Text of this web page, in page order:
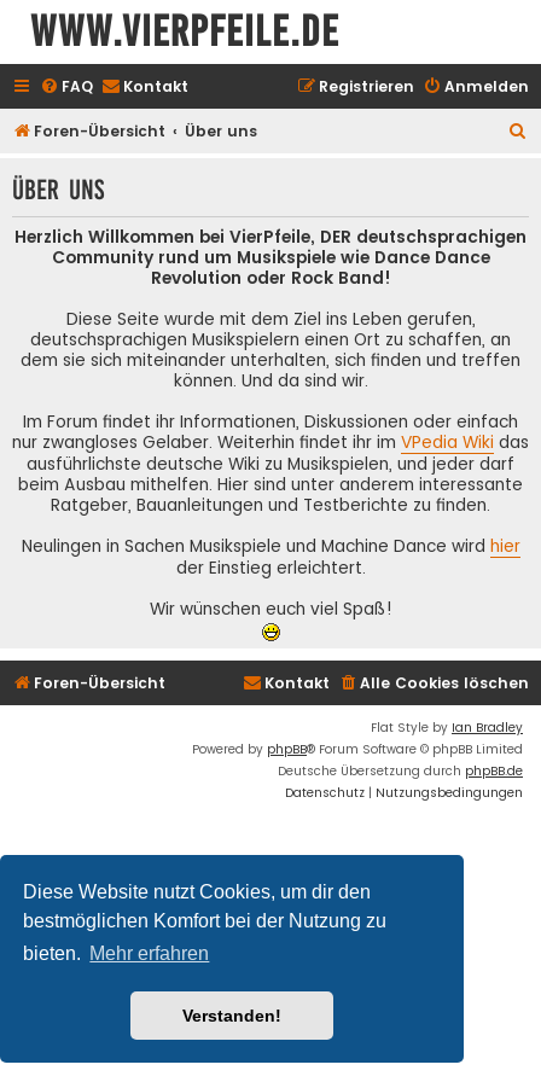
Diese Website nutzt Cookies, um dir den
bestmöglichen Komfort bei der Nutzung zu
bieten. Mehr erfahren
Verstanden!
www.vierpfeile.de
FAQ Kontakt Anmelden
Registrieren
Foren-Übersicht Über uns
h
Über uns
Herzlich Willkommen bei VierPfeile, DER deutschsprachigen
Community rund um Musikspiele wie Dance Dance
Revolution oder Rock Band!
Diese Seite wurde mit dem Ziel ins Leben gerufen,
deutschsprachigen Musikspielern einen Ort zu schaffen, an
dem sie sich miteinander unterhalten, sich finden und treffen
können. Und da sind wir.
Im Forum findet ihr Informationen, Diskussionen oder einfach
nur zwangloses Gelaber. Weiterhin findet ihr im VPedia Wiki das
ausführlichste deutsche Wiki zu Musikspielen, und jeder darf
beim Ausbau mithelfen. Hier sind unter anderem interessante
Ratgeber, Bauanleitungen und Testberichte zu finden.
Neulingen in Sachen Musikspiele und Machine Dance wird hier
der Einstieg erleichtert.
Wir wünschen euch viel Spaß!
Foren-Übersicht Alle Cookies löschen
Kontakt
Flat Style by Ian Bradley
Powered by phpBB® Forum Software © phpBB Limited
Deutsche Übersetzung durch phpBB.de
Datenschutz | Nutzungsbedingungen